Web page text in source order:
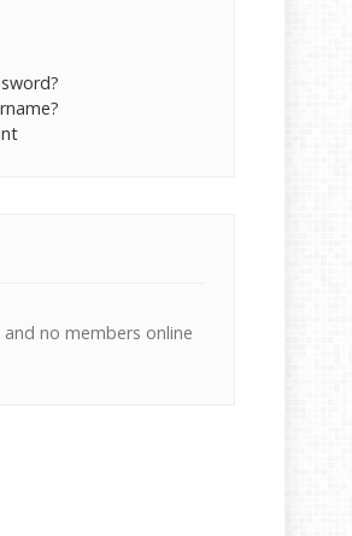
no members online